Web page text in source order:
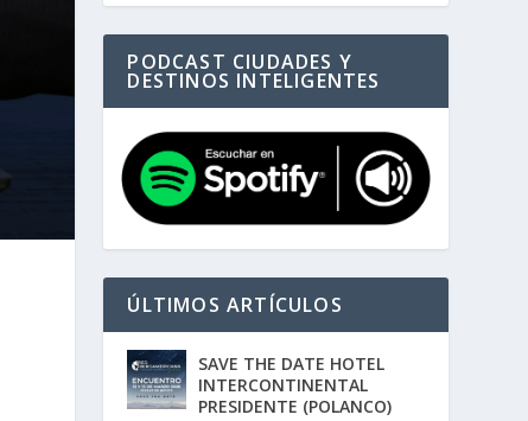
PODCAST CIUDADES Y
DESTINOS INTELIGENTES
ÚLTIMOS ARTÍCULOS
SAVE THE DATE HOTEL
INTERCONTINENTAL
PRESIDENTE (POLANCO)